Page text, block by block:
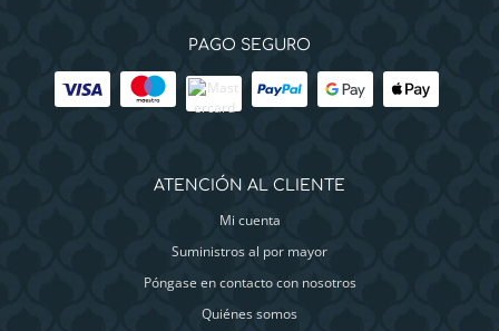
PAGO SEGURO
ATENCIÓN AL CLIENTE
Mi cuenta
Suministros al por mayor
Póngase en contacto con nosotros
Quiénes somos